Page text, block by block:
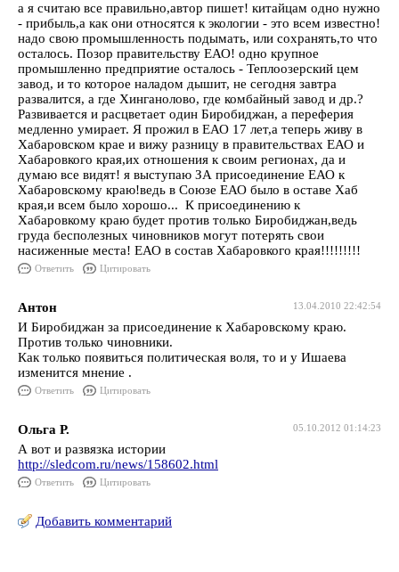
а я считаю все правильно,автор пишет! китайцам одно нужно
- прибыль,а как они относятся к экологии - это всем известно!
надо свою промышленность подымать, или сохранять,то что
осталось. Позор правительству ЕАО! одно крупное
промышленно предприятие осталось - Теплоозерский цем
завод, и то которое наладом дышит, не сегодня завтра
развалится, а где Хинганолово, где комбайный завод и др.?
Развивается и расцветает один Биробиджан, а переферия
медленно умирает. Я прожил в ЕАО 17 лет,а теперь живу в
Хабаровском крае и вижу разницу в правительствах ЕАО и
Хабаровкого края,их отношения к своим регионах, да и
думаю все видят! я выступаю ЗА присоединение ЕАО к
Хабаровскому краю!ведь в Союзе ЕАО было в оставе Хаб
края,и всем было хорошо... К присоединению к
Хабаровкому краю будет против только Биробиджан,ведь
груда бесполезных чиновников могут потерять свои
насиженные места! ЕАО в состав Хабаровкого края!!!!!!!!!
Ответить Цитировать
13.04.2010 22:42:54
Антон
И Биробиджан за присоединение к Хабаровскому краю.
Против только чиновники.
Как только появиться политическая воля, то и у Ишаева
изменится мнение .
Ответить Цитировать
05.10.2012 01:14:23
Ольга Р.
А вот и развязка истории
http://sledcom.ru/news/158602.html
Ответить Цитировать
Добавить комментарий